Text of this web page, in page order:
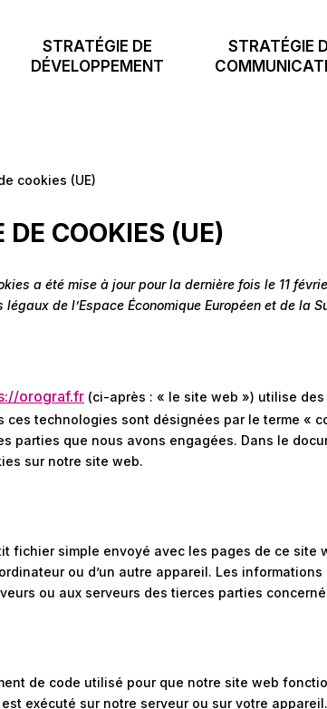
STRATÉGIE DE
DÉVELOPPEMENT
STRATÉGIE
cookies (UE)
DE COOKIES (UE)
a été mise à jour pour la dernière fois le 11
de l’Espace Économique Européen et de la
orograf.fr (ci-après : « le site web ») utilise
ces technologies sont désignées par le terme «
parties que nous avons engagées. Dans le
sur notre site web.
fichier simple envoyé avec les pages de ce site
ou d’un autre appareil. Les
ou aux serveurs des tierces parties
de code utilisé pour que notre site web
exécuté sur notre serveur ou sur votre appareil.